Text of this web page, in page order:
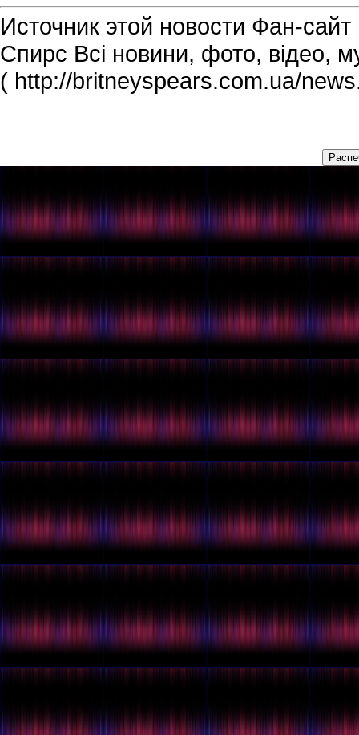
Источник этой новости Фан-
Спирс Всі новини, фото, відео,
( http://britneyspears.com.ua/